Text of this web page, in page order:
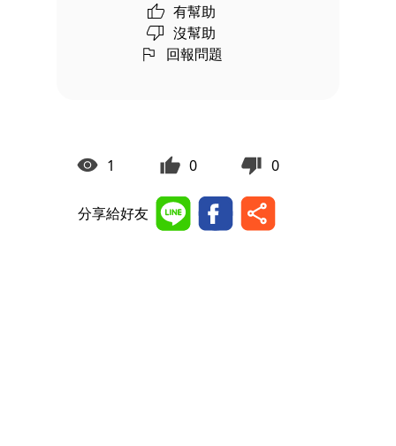
有幫助
沒幫助
回報問題
1 0 0
分享給好友